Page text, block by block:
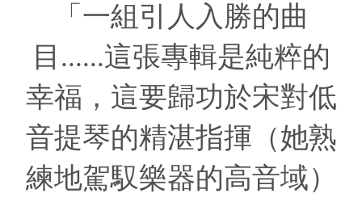
「一組引人入勝的曲
目......這張專輯是純粹的
幸福，這要歸功於宋對低
音提琴的精湛指揮（她熟
練地駕馭樂器的高音域）